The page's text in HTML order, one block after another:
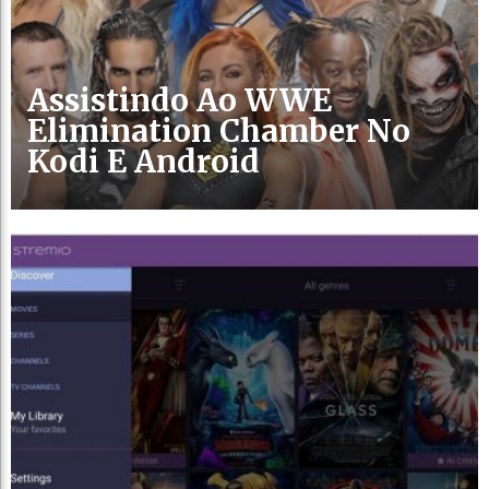
Assistindo Ao WWE
Elimination Chamber No
Kodi E Android